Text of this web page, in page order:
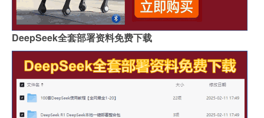
DeepSeek全套部署资料免费下载